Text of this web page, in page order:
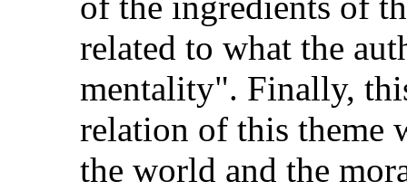
related to what the
mentality". Finally,
relation of this theme
the world and the